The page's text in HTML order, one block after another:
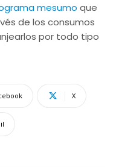
mesumo que
de los consumos
por todo tipo
X